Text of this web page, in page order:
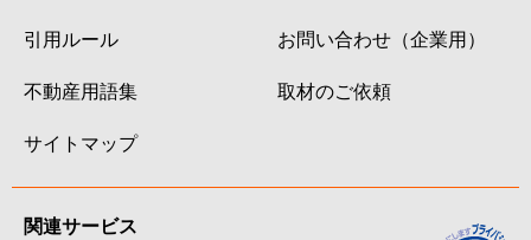
引用ルール
不動産用語集
サイトマップ
お問い合わせ（企業用）
取材のご依頼
関連サービス